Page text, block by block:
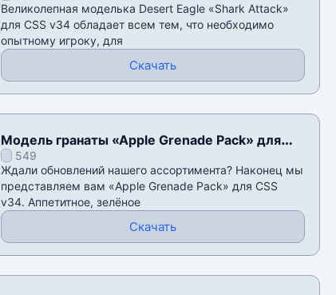
Великолепная моделька Desert Eagle «Shark Attack»
для CSS v34 обладает всем тем, что необходимо
опытному игроку, для
Скачать
Модель гранаты «Apple Grenade Pack» для
CSS v34
549
Ждали обновлений нашего ассортимента? Наконец мы
представляем вам «Apple Grenade Pack» для CSS
v34. Аппетитное, зелёное
Скачать